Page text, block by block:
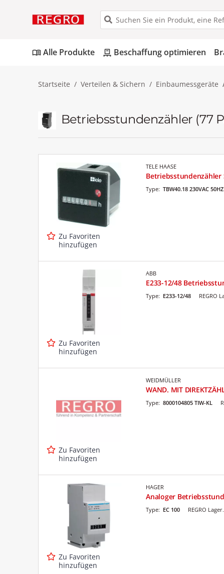
menu_bookAlle Produkte pallet Beschaffung optimieren
Startseite Verteilen & Sichern Einbaumessgeräte
Betriebsstundenzähler (77
Zu Favoriten
hinzufügen
TELE HAASE
Betriebsstundenzähler
Type: TBW40.18 230VAC 50HZ
Zu Favoriten
hinzufügen
ABB
E233-12/48
REGRO
Type: E233-12/48
Zu Favoriten
hinzufügen
WEIDMÜLLER
WAND. MIT
Type: 8000104805 TIW-KL
Zu Favoriten
hinzufügen
HAGER
Analoger
REGRO
Type: EC 100